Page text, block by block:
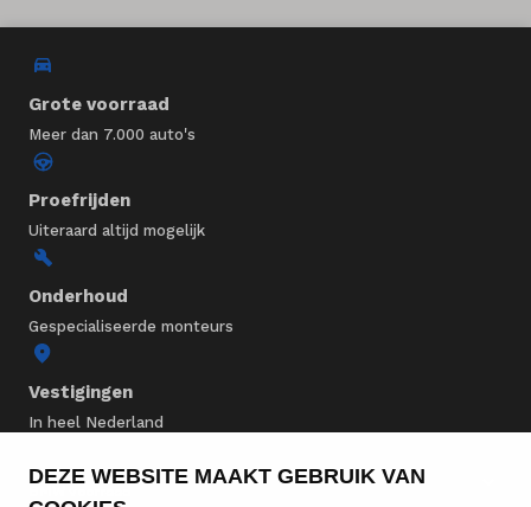
DEZE WEBSITE MAAKT GEBRUIK VAN
Grote voorraad
Meer dan 7.000 auto's
Proefrijden
Uiteraard altijd mogelijk
Onderhoud
Gespecialiseerde monteurs
Vestigingen
In heel Nederland